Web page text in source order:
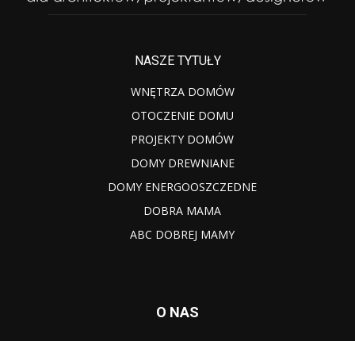
NASZE TYTUŁY
WNĘTRZA DOMÓW
OTOCZENIE DOMU
PROJEKTY DOMÓW
DOMY DREWNIANE
DOMY ENERGOOSZCZEDNE
DOBRA MAMA
ABC DOBREJ MAMY
O NAS